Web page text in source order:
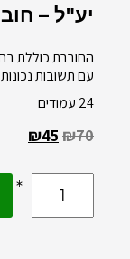
יע"ל –
החוברת כוללת
עם תשובות
24 עמודים
₪70
₪45